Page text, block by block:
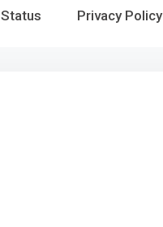
Status Privacy Policy